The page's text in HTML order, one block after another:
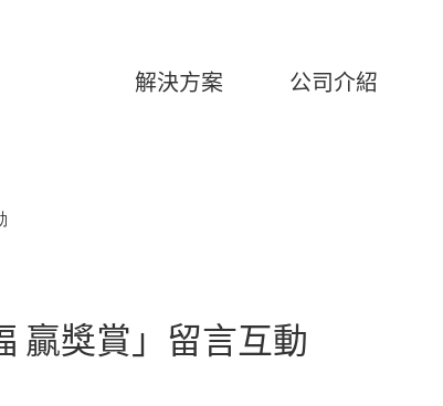
解決方案 公司介紹
贏獎賞」留言互動